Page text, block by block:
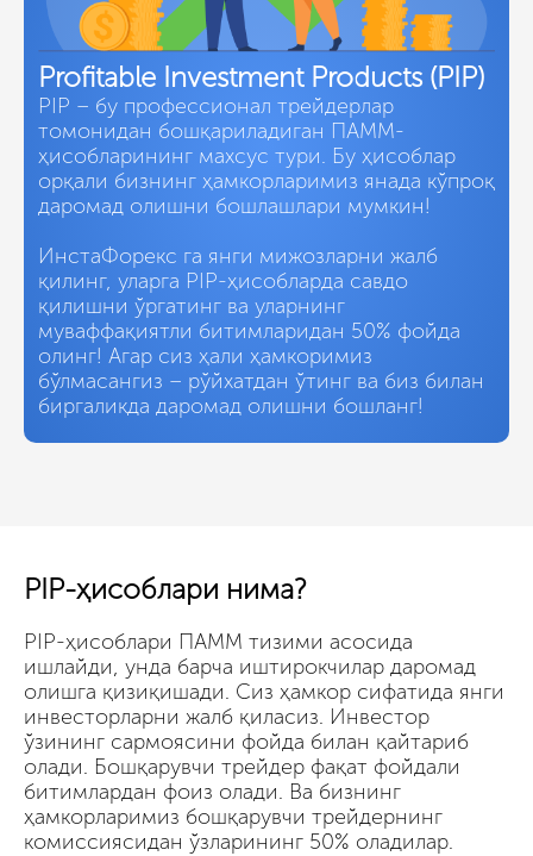
Profitable Investment Products (PIP)
PIP – бу профессионал трейдерлар
томонидан бошқариладиган ПАММ-
ҳисобларининг махсус тури. Бу ҳисоблар
орқали бизнинг ҳамкорларимиз янада кўпроқ
даромад олишни бошлашлари мумкин!
ИнстаФорекс га янги мижозларни жалб
қилинг, уларга PIP-ҳисобларда савдо
қилишни ўргатинг ва уларнинг
муваффақиятли битимларидан 50% фойда
олинг! Агар сиз ҳали ҳамкоримиз
бўлмасангиз – рўйхатдан ўтинг ва биз билан
биргаликда даромад олишни бошланг!
PIP-ҳисоблари нима?
PIP-ҳисоблари ПАММ тизими асосида
ишлайди, унда барча иштирокчилар даромад
олишга қизиқишади. Сиз ҳамкор сифатида янги
инвесторларни жалб қиласиз. Инвестор
ўзининг сармоясини фойда билан қайтариб
олади. Бошқарувчи трейдер фақат фойдали
битимлардан фоиз олади. Ва бизнинг
ҳамкорларимиз бошқарувчи трейдернинг
комиссиясидан ўзларининг 50% оладилар.